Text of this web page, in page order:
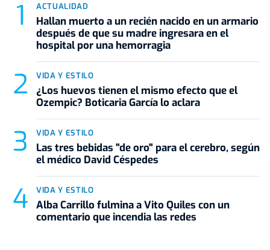
ACTUALIDAD
Hallan muerto a un recién nacido en un armario
después de que su madre ingresara en el
hospital por una hemorragia
VIDA Y ESTILO
¿Los huevos tienen el mismo efecto que el
Ozempic? Boticaria García lo aclara
VIDA Y ESTILO
Las tres bebidas "de oro" para el cerebro, según
el médico David Céspedes
VIDA Y ESTILO
Alba Carrillo fulmina a Vito Quiles con un
comentario que incendia las redes